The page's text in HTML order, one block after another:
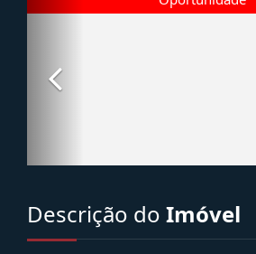
Descrição do Imóvel